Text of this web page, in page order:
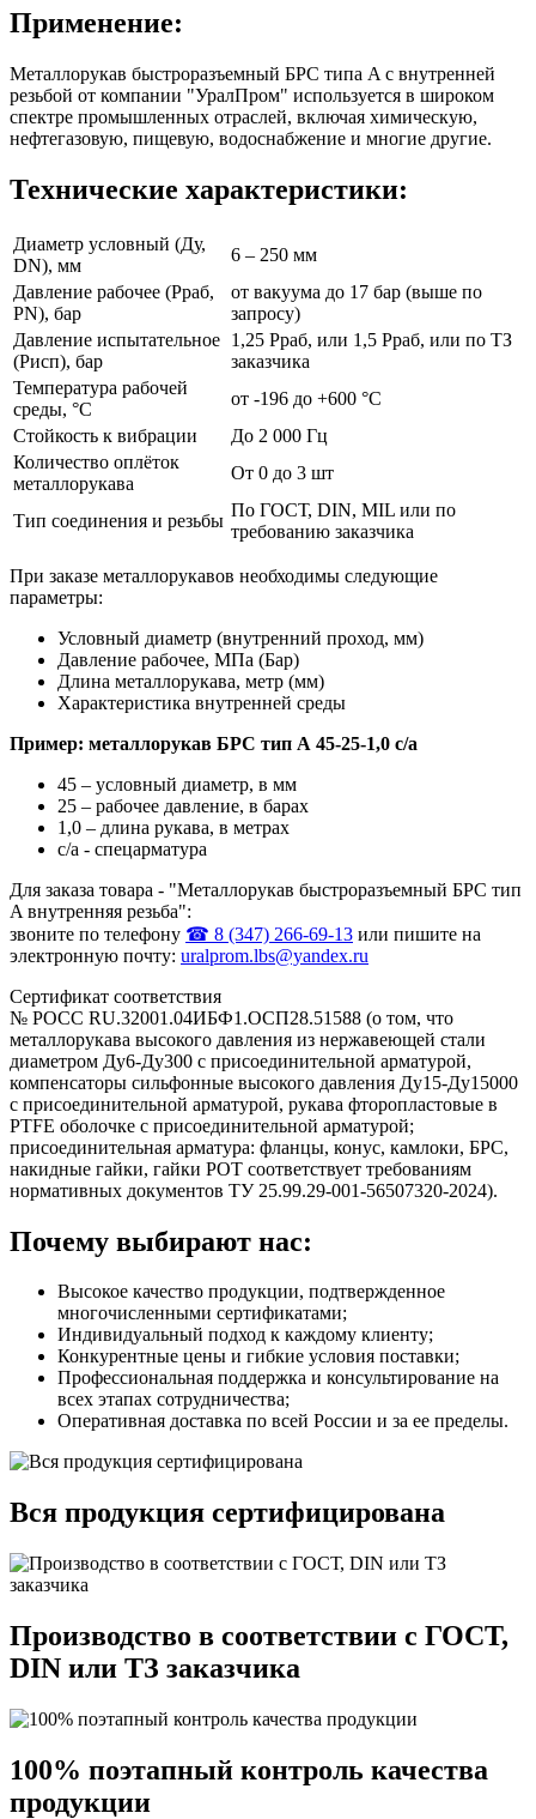
Применение:
Металлорукав быстроразъемный БРС типа A с внутренней
резьбой от компании "УралПром" используется в широком
спектре промышленных отраслей, включая химическую,
нефтегазовую, пищевую, водоснабжение и многие другие.
Технические характеристики:
Диаметр условный (Ду,
DN), мм
6 – 250 мм
Давление рабочее (Рраб,
PN), бар
от вакуума до 17 бар (выше по
запросу)
Давление испытательное
(Pисп), бар
1,25 Pраб, или 1,5 Pраб, или по ТЗ
заказчика
Температура рабочей
среды, °С
от -196 до +600 °С
Стойкость к вибрации
До 2 000 Гц
Количество оплёток
металлорукава
От 0 до 3 шт
Тип соединения и резьбы
По ГОСТ, DIN, MIL или по
требованию заказчика
При заказе металлорукавов необходимы следующие
параметры:
Условный диаметр (внутренний проход, мм)
Давление рабочее, МПа (Бар)
Длина металлорукава, метр (мм)
Характеристика внутренней среды
Пример: металлорукав БРС тип A 45-25-1,0​ с/а​
45 – условный диаметр, в мм
25 – рабочее давление, в барах
1,0 – длина рукава, в метрах
с/а - спецарматура
Для заказа товара - "Металлорукав быстроразъемный БРС тип
A внутренняя резьба":
звоните по телефону ☎ 8 (347) 266‑69‑13 или пишите на
электронную почту: uralprom.lbs@yandex.ru
Сертификат соответствия
№ РОСС RU.32001.04ИБФ1.ОСП28.51588 (о том, что
металлорукава высокого давления из нержавеющей стали
диаметром Ду6-Ду300 с присоединительной арматурой,
компенсаторы сильфонные высокого давления Ду15-Ду15000
с присоединительной арматурой, рукава фторопластовые в
PTFE оболочке с присоединительной арматурой;
присоединительная арматура: фланцы, конус, камлоки, БРС,
накидные гайки, гайки РОТ соответствует требованиям
нормативных документов ТУ 25.99.29‑001‑56507320‑2024).
Почему выбирают нас:
Высокое качество продукции, подтвержденное
многочисленными сертификатами;
Индивидуальный подход к каждому клиенту;
Конкурентные цены и гибкие условия поставки;
Профессиональная поддержка и консультирование на
всех этапах сотрудничества;
Оперативная доставка по всей России и за ее пределы.
Вся продукция сертифицирована
Производство в соответствии с ГОСТ,
DIN или ТЗ заказчика
100% поэтапный контроль качества
продукции